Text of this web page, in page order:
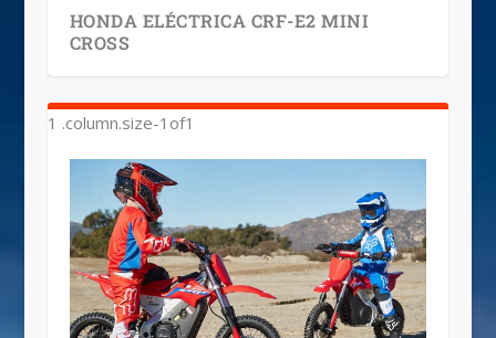
HONDA ELÉCTRICA CRF-E2 MINI
CROSS